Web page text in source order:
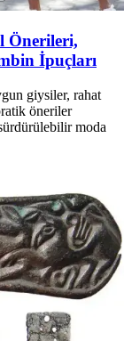
Önerileri,
İpuçları
giysiler, rahat
öneriler
moda